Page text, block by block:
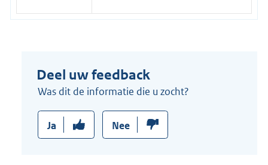
e
l
i
:
Deel uw feedback
Was dit de informatie die u zocht?
Ja Nee